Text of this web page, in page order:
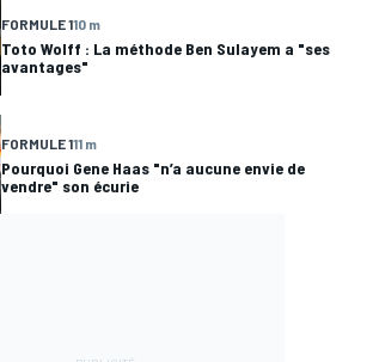
FORMULE 110 m
Toto Wolff : La méthode Ben Sulayem a "ses
avantages"
FORMULE 111 m
Pourquoi Gene Haas "n’a aucune envie de
vendre" son écurie